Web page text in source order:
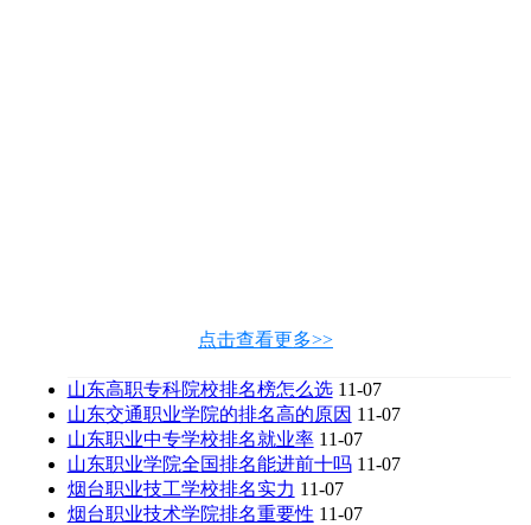
点击查看更多>>
山东高职专科院校排名榜怎么选 11-07
山东交通职业学院的排名高的原因 11-07
山东职业中专学校排名就业率 11-07
山东职业学院全国排名能进前十吗 11-07
烟台职业技工学校排名实力 11-07
烟台职业技术学院排名重要性 11-07